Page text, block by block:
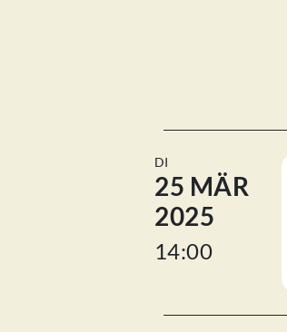
DI
25 MÄR
2025
14:00